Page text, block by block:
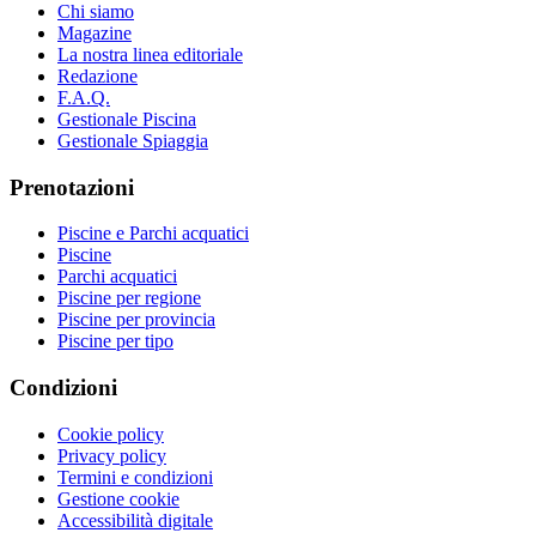
Chi siamo
Magazine
La nostra linea editoriale
Redazione
F.A.Q.
Gestionale Piscina
Gestionale Spiaggia
Prenotazioni
Piscine e Parchi acquatici
Piscine
Parchi acquatici
Piscine per regione
Piscine per provincia
Piscine per tipo
Condizioni
Cookie policy
Privacy policy
Termini e condizioni
Gestione cookie
Accessibilità digitale